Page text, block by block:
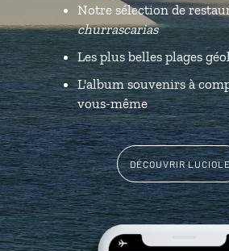
Notre sélection de
churrascarias
Les plus belles plages
L'album souvenirs à
vous-même
DÉCOUVRIR